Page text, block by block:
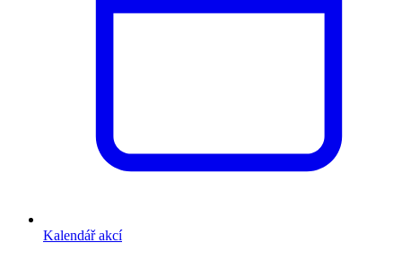
Kalendář akcí